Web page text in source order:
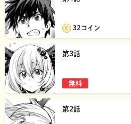
32コイン
第3話
無料
第2話